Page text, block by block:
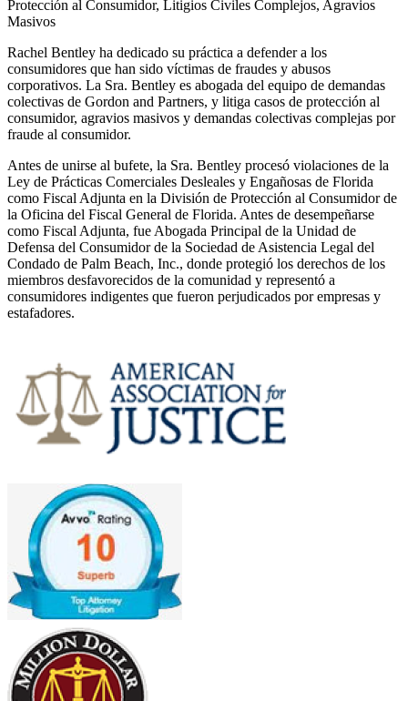
Protección al Consumidor, Litigios Civiles Complejos, Agravios
Masivos
Rachel Bentley ha dedicado su práctica a defender a los
consumidores que han sido víctimas de fraudes y abusos
corporativos. La Sra. Bentley es abogada del equipo de demandas
colectivas de Gordon and Partners, y litiga casos de protección al
consumidor, agravios masivos y demandas colectivas complejas por
fraude al consumidor.
Antes de unirse al bufete, la Sra. Bentley procesó violaciones de la
Ley de Prácticas Comerciales Desleales y Engañosas de Florida
como Fiscal Adjunta en la División de Protección al Consumidor de
la Oficina del Fiscal General de Florida. Antes de desempeñarse
como Fiscal Adjunta, fue Abogada Principal de la Unidad de
Defensa del Consumidor de la Sociedad de Asistencia Legal del
Condado de Palm Beach, Inc., donde protegió los derechos de los
miembros desfavorecidos de la comunidad y representó a
consumidores indigentes que fueron perjudicados por empresas y
estafadores.